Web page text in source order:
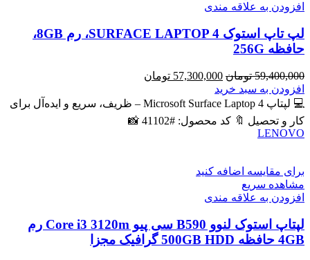
افزودن به علاقه مندی
لپ تاپ استوک SURFACE LAPTOP 4، رم 8GB،
حافظه 256G
59,400,000 تومان قیمت
اصلی
59,400,000 تومان
57,300,000 تومان
57,300,000 تومان
است.
افزودن به سبد خرید
💻 لپتاپ Microsoft Surface Laptop 4 – ظریف، سریع و ایده‌آل برای
کار و تحصیل 🔖 کد محصول: #41102 📸
LENOVO
برای مقایسه اضافه کنید
مشاهده سریع
افزودن به علاقه مندی
لپتاپ استوک لنوو B590 سی پیو Core i3 3120m رم
4GB حافظه 500GB HDD گرافیک مجزا